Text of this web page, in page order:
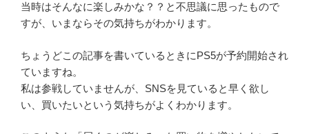
当時はそんなに楽しみかな？？と不思議に思ったもので
すが、いまならその気持ちがわかります。
ちょうどこの記事を書いているときにPS5が予約開始され
ていますね。
私は参戦していませんが、SNSを見ていると早く欲し
い、買いたいという気持ちがよくわかります。